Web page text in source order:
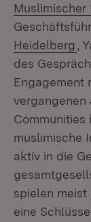
Muslimischer
Heidelberg ,
des
Engagement
vergangenen
Communities
muslimische
aktiv in die
spielen meist
eine